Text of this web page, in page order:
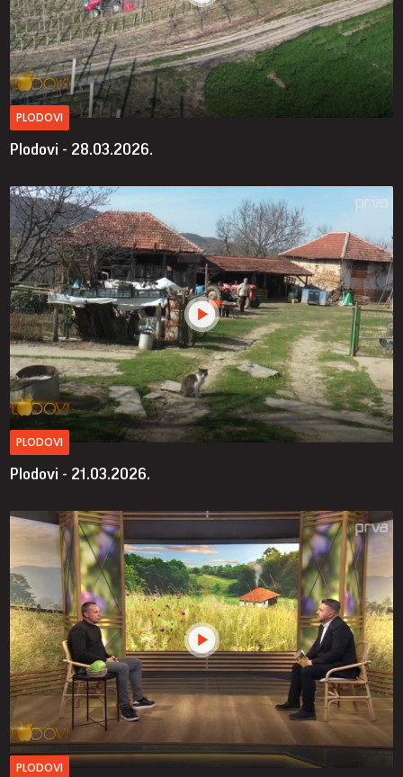
PLODOVI
Plodovi - 28.03.2026.
PLODOVI
Plodovi - 21.03.2026.
PLODOVI